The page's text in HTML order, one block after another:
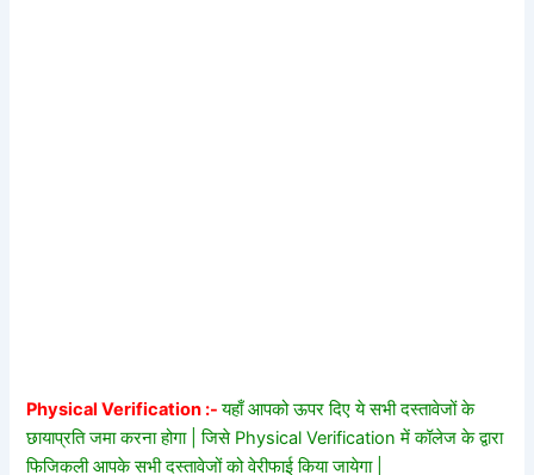
Physical Verification :- यहाँ आपको ऊपर दिए ये सभी दस्तावेजों के
छायाप्रति जमा करना होगा | जिसे Physical Verification में कॉलेज के द्वारा
फिजिकली आपके सभी दस्तावेजों को वेरीफाई किया जायेगा |